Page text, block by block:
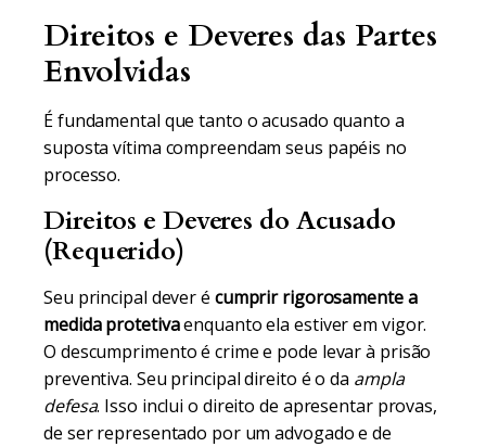
Direitos e Deveres das Partes
Envolvidas
É fundamental que tanto o acusado quanto a
suposta vítima compreendam seus papéis no
processo.
Direitos e Deveres do Acusado
(Requerido)
Seu principal dever é cumprir rigorosamente a
medida protetivaenquanto ela estiver em vigor.
O descumprimento é crime e pode levar à prisão
preventiva. Seu principal direito é o da ampla
defesa. Isso inclui o direito de apresentar provas,
de ser representado por um advogado e de